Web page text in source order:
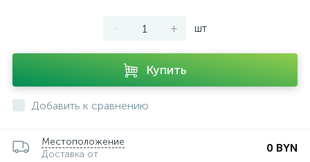
- + шт
Купить
Добавить к сравнению
Местоположение
Доставка от
0 BYN